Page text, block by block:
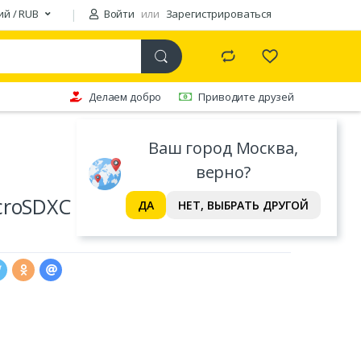
/ RUB Войти или Зарегистрироваться
Ваш город Москва,
верно?
ДА НЕТ, ВЫБРАТЬ ДРУГОЙ
Делаем добро Приводите друзей
1024Gb SanDisk